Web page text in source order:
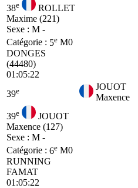
38e
ROLLET
Maxime (221)
Sexe : M -
Catégorie : 5e M0
DONGES
(44480)
01:05:22
39e
JOUOT
Maxence
39e
JOUOT
Maxence (127)
Sexe : M -
Catégorie : 6e M0
RUNNING
FAMAT
01:05:22